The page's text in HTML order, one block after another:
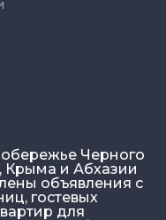
Черного
Крыма и Абхазии
объявления с
гостевых
для